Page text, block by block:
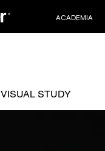
ACADEMIA
VISUAL STUDY